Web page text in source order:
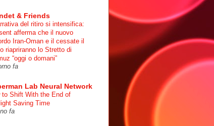
& Friends
del ritiro si intensifica:
afferma che il nuovo
Iran-Oman e il cessate il
riapriranno lo Stretto di
“oggi o domani”
fa
Lab Neural Network
to Shift With the End of
Saving Time
fa